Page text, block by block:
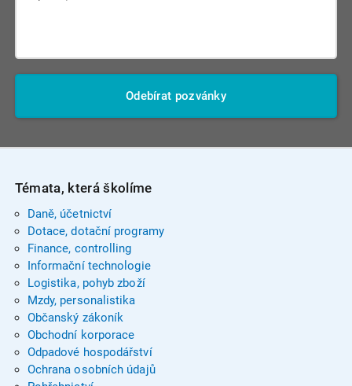
Odebírat pozvánky
Témata, která školíme
Daně, účetnictví
Dotace, dotační programy
Finance, controlling
Informační technologie
Logistika, pohyb zboží
Mzdy, personalistika
Občanský zákoník
Obchodní korporace
Odpadové hospodářství
Ochrana osobních údajů